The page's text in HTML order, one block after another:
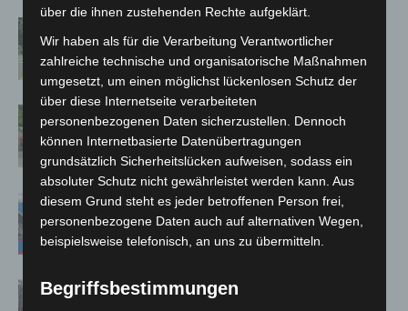
Neuwarmbüchen schnell eingedämmt
Region Hannover: 21 neue
Notfallsanitäter starten beim Roten
Kreuz
Mann läuft mit Hockeyschläger über
A7 – Polizei sucht Zeugen
Celle: Mensch stirbt bei Bagger-Unfall
über die ihnen zustehenden Rechte aufgeklärt.
Wir haben als für die Verarbeitung Verantwortlicher
zahlreiche technische und organisatorische Maßnahmen
umgesetzt, um einen möglichst lückenlosen Schutz der
über diese Internetseite verarbeiteten
personenbezogenen Daten sicherzustellen. Dennoch
können Internetbasierte Datenübertragungen
grundsätzlich Sicherheitslücken aufweisen, sodass ein
absoluter Schutz nicht gewährleistet werden kann. Aus
diesem Grund steht es jeder betroffenen Person frei,
personenbezogene Daten auch auf alternativen Wegen,
beispielsweise telefonisch, an uns zu übermitteln.
Begriffsbestimmungen